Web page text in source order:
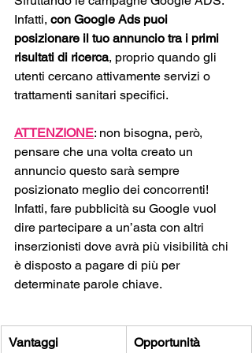
Infatti, con Google Ads puoi
posizionare il tuo annuncio tra i primi
risultati di ricerca, proprio quando gli
utenti cercano attivamente servizi o
trattamenti sanitari specifici.
ATTENZIONE: non bisogna, però,
pensare che una volta creato un
annuncio questo sarà sempre
posizionato meglio dei concorrenti!
Infatti, fare pubblicità su Google vuol
dire partecipare a un’asta con altri
inserzionisti dove avrà più visibilità chi
è disposto a pagare di più per
determinate parole chiave.
Vantaggi Opportunità